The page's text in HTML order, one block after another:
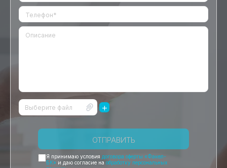
Выберите файл +
ОТПРАВИТЬ
Я принимаю условия договора оферты «Факел-
БК» и даю согласие на обработку персональных